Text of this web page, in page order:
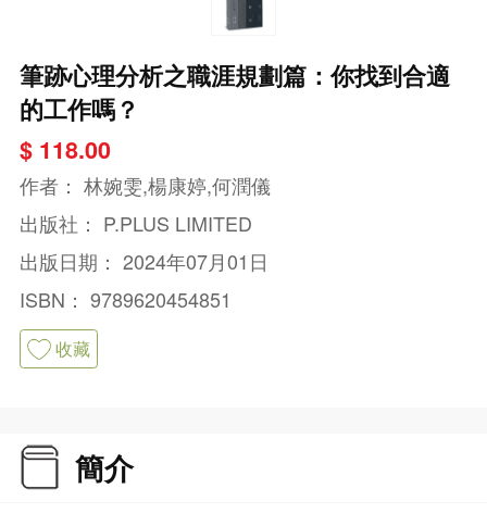
筆跡心理分析之職涯規劃篇：你找到合適
的工作嗎？
$ 118.00
作者： 林婉雯,楊康婷,何潤儀
出版社： P.PLUS LIMITED
出版日期： 2024年07月01日
ISBN： 9789620454851
收藏
簡介